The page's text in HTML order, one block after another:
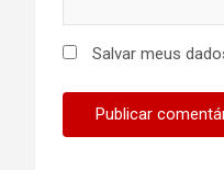
Salvar meus